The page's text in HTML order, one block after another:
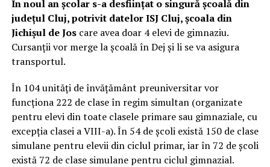
În noul an școlar s-a desființat o singură școală din
județul Cluj, potrivit datelor ISJ Cluj, școala din
Jichișul de Joscare avea doar 4 elevi de gimnaziu.
Cursanții vor merge la școală în Dej și li se va asigura
transportul.
În 104 unități de învățământ preuniversitar vor
funcționa 222 de clase în regim simultan (organizate
pentru elevi din toate clasele primare sau gimnaziale, cu
excepția clasei a VIII-a). În 54 de școli există 150 de clase
simulane pentru elevii din ciclul primar, iar în 72 de școli
există 72 de clase simulane pentru ciclul gimnazial.